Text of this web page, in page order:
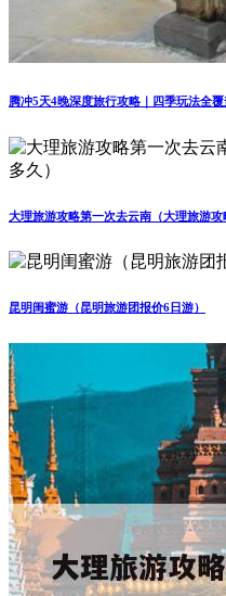
腾冲5天4晚深度旅行攻略｜四季玩法全
大理旅游攻略第一次去云南（大理旅游攻
昆明闺蜜游（昆明旅游团报价6日游）